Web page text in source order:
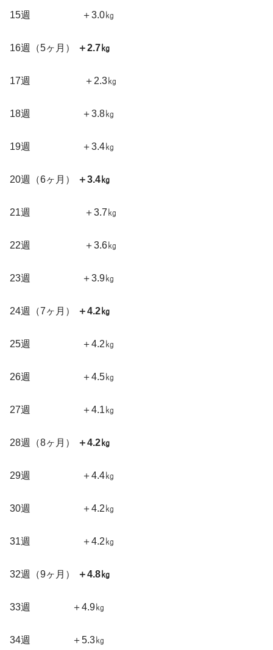
15週 ＋3.0㎏
16週（5ヶ月） ＋2.7㎏
17週 ＋2.3㎏
18週 ＋3.8㎏
19週 ＋3.4㎏
20週（6ヶ月） ＋3.4㎏
21週 ＋3.7㎏
22週 ＋3.6㎏
23週 ＋3.9㎏
24週（7ヶ月） ＋4.2㎏
25週 ＋4.2㎏
26週 ＋4.5㎏
27週 ＋4.1㎏
28週（8ヶ月） ＋4.2㎏
29週 ＋4.4㎏
30週 ＋4.2㎏
31週 ＋4.2㎏
32週（9ヶ月） ＋4.8㎏
33週 ＋4.9㎏
34週 ＋5.3㎏